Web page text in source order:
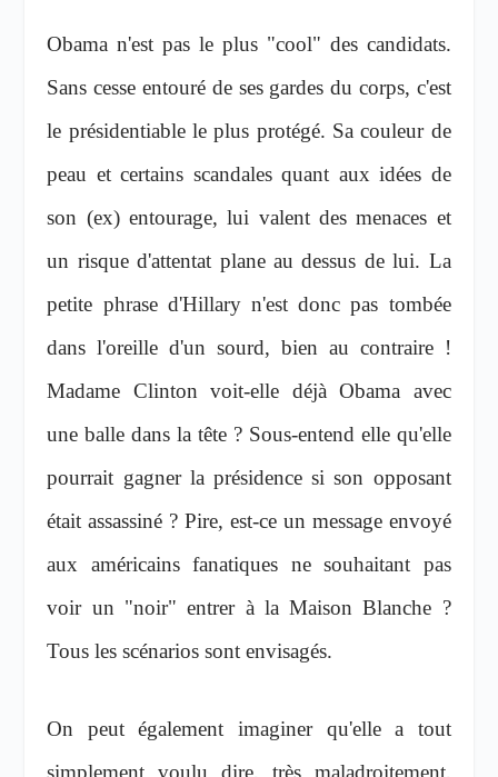
Obama n'est pas le plus "cool" des candidats.
Sans cesse entouré de ses gardes du corps, c'est
le présidentiable le plus protégé. Sa couleur de
peau et certains scandales quant aux idées de
son (ex) entourage, lui valent des menaces et
un risque d'attentat plane au dessus de lui. La
petite phrase d'Hillary n'est donc pas tombée
dans l'oreille d'un sourd, bien au contraire !
Madame Clinton voit-elle déjà Obama avec
une balle dans la tête ? Sous-entend elle qu'elle
pourrait gagner la présidence si son opposant
était assassiné ? Pire, est-ce un message envoyé
aux américains fanatiques ne souhaitant pas
voir un "noir" entrer à la Maison Blanche ?
Tous les scénarios sont envisagés.
On peut également imaginer qu'elle a tout
simplement voulu dire, très maladroitement,